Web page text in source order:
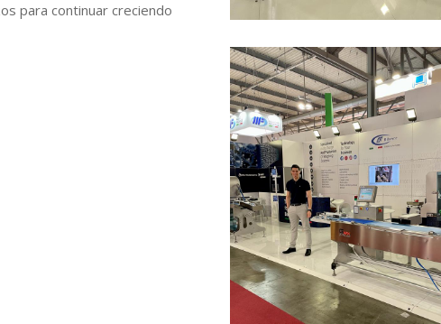
para continuar creciendo